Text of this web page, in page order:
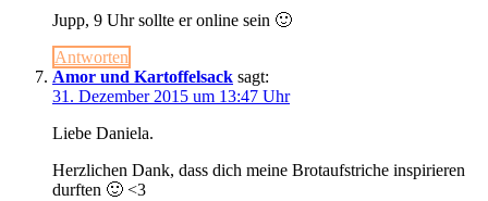
Jupp, 9 Uhr sollte er online sein 🙂
Antworten
Amor und Kartoffelsack sagt:
31. Dezember 2015 um 13:47 Uhr
Liebe Daniela.
Herzlichen Dank, dass dich meine Brotaufstriche inspirieren
durften 🙂 <3